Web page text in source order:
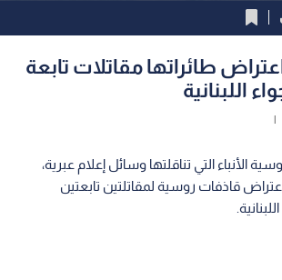
طائراتها مقاتلات تابعة
اللبنانية
|
الأنباء التي تناقلتها وسائل إعلام عبرية،
اعتراض قاذفات روسية لمقاتلتين تابعتين